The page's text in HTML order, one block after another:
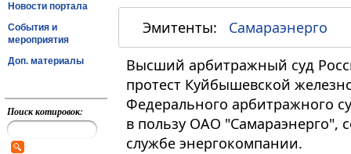
Новости портала
События и
мероприятия
Доп. материалы
Поиск котировок:
Эмитенты: Самараэнерго
Высший арбитражный суд
протест Куйбышевской
Федерального арбитражного
в пользу ОАО
службе энергокомпании.